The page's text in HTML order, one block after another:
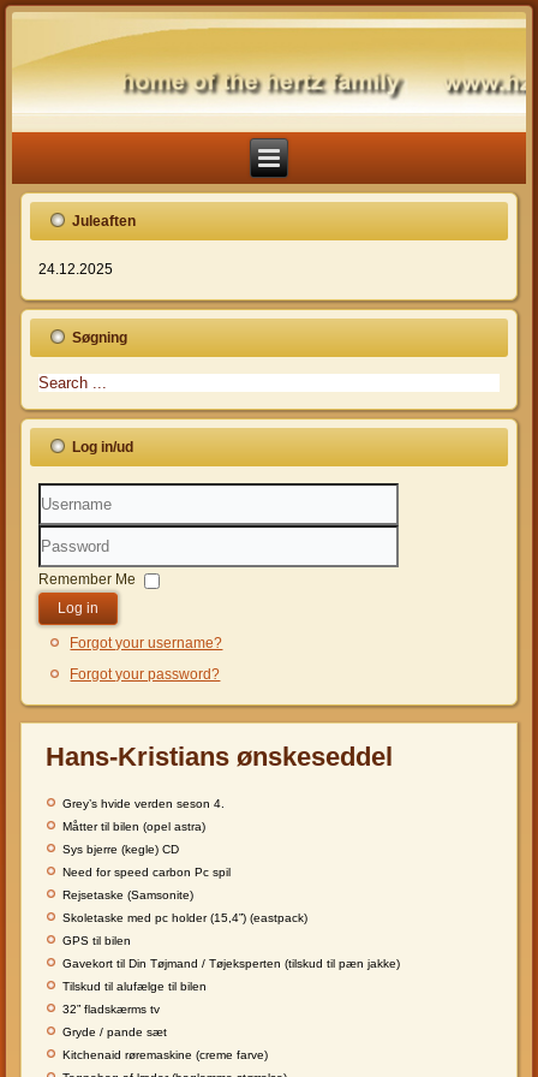
Juleaften
24.12.2025
Søgning
Log in/ud
Username
Password
Remember Me
Log in
Forgot your username?
Forgot your password?
Hans-Kristians ønskeseddel
Grey’s hvide verden seson 4.
Måtter til bilen (opel astra)
Sys bjerre (kegle) CD
Need for speed carbon Pc spil
Rejsetaske (Samsonite)
Skoletaske med pc holder (15,4”) (eastpack)
GPS til bilen
Gavekort til Din Tøjmand / Tøjeksperten (tilskud til pæn jakke)
Tilskud til alufælge til bilen
32” fladskærms tv
Gryde / pande sæt
Kitchenaid røremaskine (creme farve)